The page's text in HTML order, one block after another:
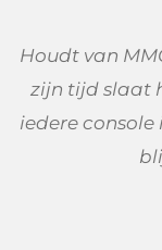
Houdt van
zijn tijd slaat
iedere